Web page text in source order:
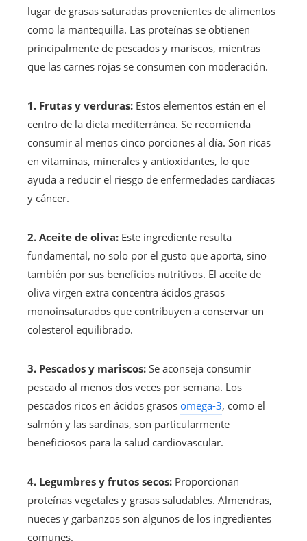
lugar de grasas saturadas provenientes de alimentos
como la mantequilla. Las proteínas se obtienen
principalmente de pescados y mariscos, mientras
que las carnes rojas se consumen con moderación.
1. Frutas y verduras: Estos elementos están en el
centro de la dieta mediterránea. Se recomienda
consumir al menos cinco porciones al día. Son ricas
en vitaminas, minerales y antioxidantes, lo que
ayuda a reducir el riesgo de enfermedades cardíacas
y cáncer.
2. Aceite de oliva: Este ingrediente resulta
fundamental, no solo por el gusto que aporta, sino
también por sus beneficios nutritivos. El aceite de
oliva virgen extra concentra ácidos grasos
monoinsaturados que contribuyen a conservar un
colesterol equilibrado.
3. Pescados y mariscos: Se aconseja consumir
pescado al menos dos veces por semana. Los
pescados ricos en ácidos grasos omega-3, como el
salmón y las sardinas, son particularmente
beneficiosos para la salud cardiovascular.
4. Legumbres y frutos secos: Proporcionan
proteínas vegetales y grasas saludables. Almendras,
nueces y garbanzos son algunos de los ingredientes
comunes.